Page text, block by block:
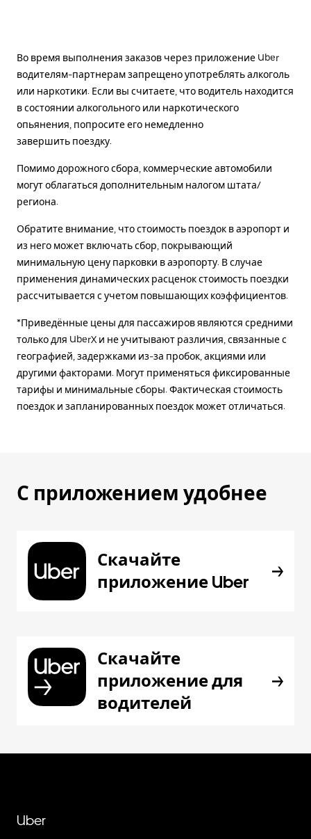
Во время выполнения заказов через приложение Uber
водителям-партнерам запрещено употреблять алкоголь
или наркотики. Если вы считаете, что водитель находится
в состоянии алкогольного или наркотического
опьянения, попросите его немедленно
завершить поездку.
Помимо дорожного сбора, коммерческие автомобили
могут облагаться дополнительным налогом штата/
региона.
Обратите внимание, что стоимость поездок в аэропорт и
из него может включать сбор, покрывающий
минимальную цену парковки в аэропорту. В случае
применения динамических расценок стоимость поездки
рассчитывается с учетом повышающих коэффициентов.
*Приведённые цены для пассажиров являются средними
только для UberX и не учитывают различия, связанные с
географией, задержками из-за пробок, акциями или
другими факторами. Могут применяться фиксированные
тарифы и минимальные сборы. Фактическая стоимость
поездок и запланированных поездок может отличаться.
С приложением удобнее
Скачайте
приложение Uber
Скачайте
приложение для
водителей
Uber